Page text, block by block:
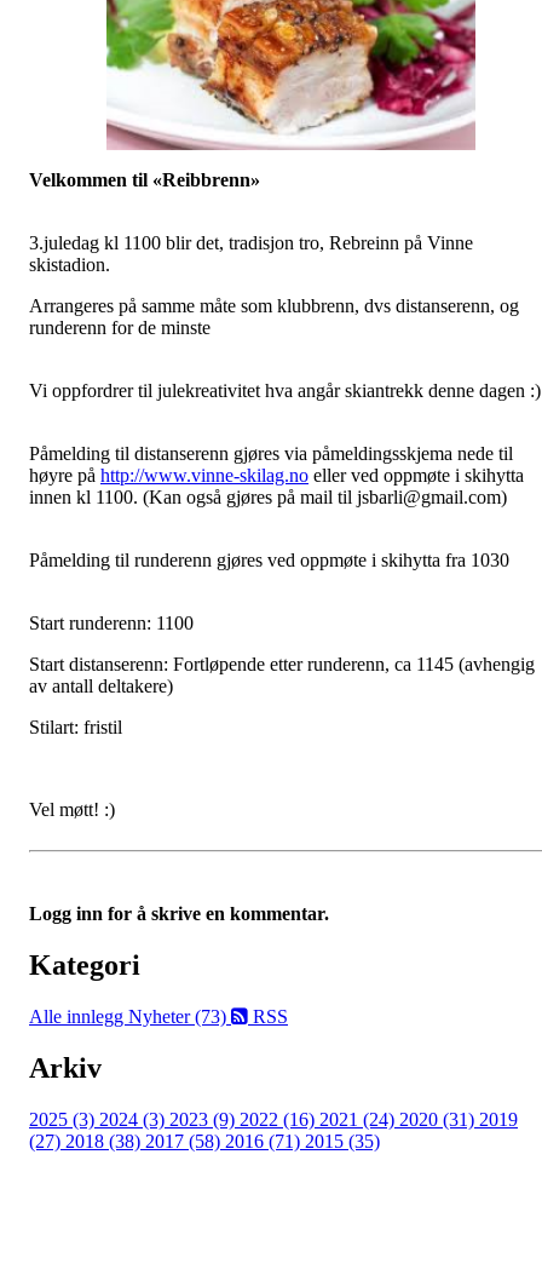
Velkommen til «Reibbrenn»
3.juledag kl 1100 blir det, tradisjon tro, Rebreinn på Vinne
skistadion.
Arrangeres på samme måte som klubbrenn, dvs distanserenn, og
runderenn for de minste
Vi oppfordrer til julekreativitet hva angår skiantrekk denne dagen :)
Påmelding til distanserenn gjøres via påmeldingsskjema nede til
høyre på http://www.vinne-skilag.no eller ved oppmøte i skihytta
innen kl 1100. (Kan også gjøres på mail til jsbarli@gmail.com)
Påmelding til runderenn gjøres ved oppmøte i skihytta fra 1030
Start runderenn: 1100
Start distanserenn: Fortløpende etter runderenn, ca 1145 (avhengig
av antall deltakere)
Stilart: fristil
Vel møtt! :)
Logg inn for å skrive en kommentar.
Kategori
Alle innlegg Nyheter (73) RSS
Arkiv
2025 (3) 2024 (3) 2023 (9) 2022 (16) 2021 (24) 2020 (31) 2019
(27) 2018 (38) 2017 (58) 2016 (71) 2015 (35)